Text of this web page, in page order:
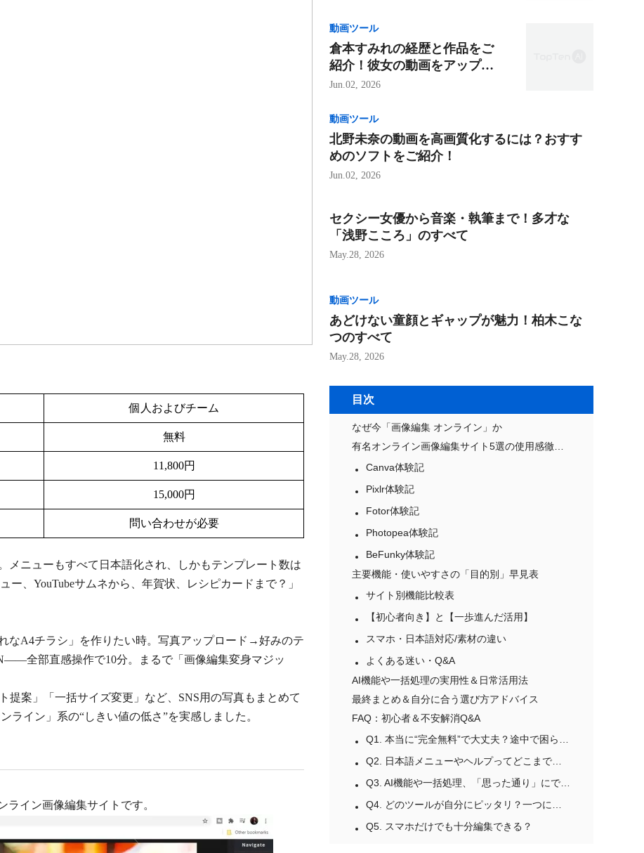
個人およびチーム
無料
11,800円
15,000円
問い合わせが必要
メニューもすべて日本語化され、しかもテンプレート数は
ー、YouTubeサムネから、年賀状、レシピカードまで？」
なA4チラシ」を作りたい時。写真アップロード→好みのテ
全部直感操作で10分。まるで「画像編集変身マジッ
提案」「一括サイズ変更」など、SNS用の写真もまとめて
ライン」系の“しきい値の低さ”を実感しました。
ライン画像編集サイトです。
動画ツール
倉本すみれの経歴と作品をご
紹介！彼女の動画をアップス
ケールする方法も一緒に！
Jun.02, 2026
動画ツール
北野未奈の動画を高画質化するには？おすす
めのソフトをご紹介！
Jun.02, 2026
セクシー女優から音楽・執筆まで！多才な
「浅野こころ」のすべて
May.28, 2026
動画ツール
あどけない童顔とギャップが魅力！柏木こな
つのすべて
May.28, 2026
目次
なぜ今「画像編集 オンライン」か
Canva体験記
Pixlr体験記
Fotor体験記
Photopea体験記
BeFunky体験記
主要機能・使いやすさの「目的別」早見表
サイト別機能比較表
【初心者向き】と【一歩進んだ活用】
スマホ・日本語対応/素材の違い
よくある迷い・Q&A
AI機能や一括処理の実用性＆日常活用法
最終まとめ＆自分に合う選び方アドバイス
FAQ：初心者＆不安解消Q&A
Q5. スマホだけでも十分編集できる？